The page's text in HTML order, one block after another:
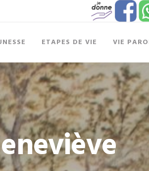
ETAPES DE VIE VIE